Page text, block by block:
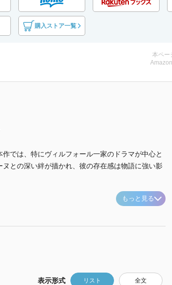
購入ストア一覧
本ペー
では、特にヴィルフォール一家のドラマが中心と
との深い絆が描かれ、彼の存在感は物語に強い影
もっと見る
表示形式 リスト 全文